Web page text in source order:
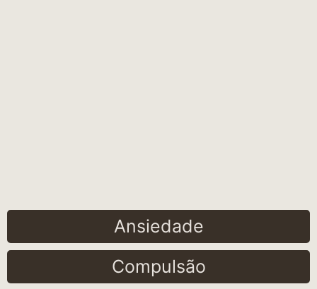
Ansiedade
Compulsão